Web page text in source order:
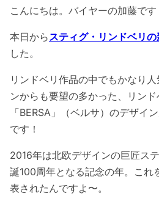
こんにちは。バイヤーの加藤です
本日から スティグ・リンドベリ
した。
リンドベリ作品の中でもかなり
ンからも要望の多かった、リン
「BERSA」（ベルサ）のデザイ
です！
2016年は北欧デザインの巨匠ス
誕100周年となる記念の年。これ
表されたんですよ〜。